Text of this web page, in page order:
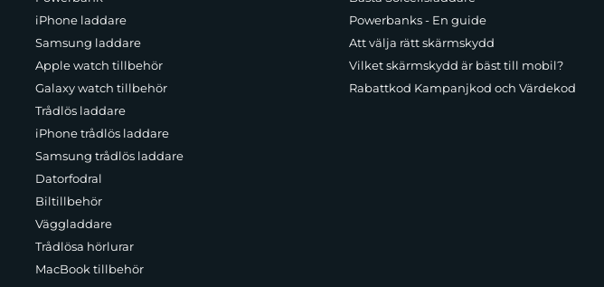
iPhone laddare
Samsung laddare
Apple watch tillbehör
Galaxy watch tillbehör
Trådlös laddare
iPhone trådlös laddare
Samsung trådlös laddare
Datorfodral
Biltillbehör
Väggladdare
Trådlösa hörlurar
MacBook tillbehör
Powerbanks - En guide
Att välja rätt skärmskydd
Vilket skärmskydd är bäst till mobil?
Rabattkod Kampanjkod och Värdekod